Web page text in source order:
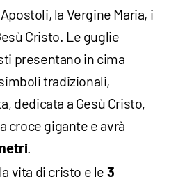
la Vergine Maria, i
Cristo. Le guglie
presentano in cima
tradizionali,
dedicata a Gesù Cristo,
croce gigante e avrà
.
vita di cristo e le 3